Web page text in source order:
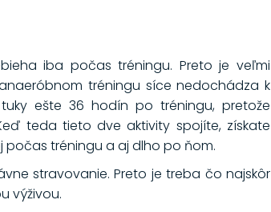
iba počas tréningu. Preto je veľmi
tréningu síce nedochádza k
ešte 36 hodín po tréningu, pretože
teda tieto dve aktivity spojíte, získate
tréningu a aj dlho po ňom.
stravovanie. Preto je treba čo najskôr
výživou.